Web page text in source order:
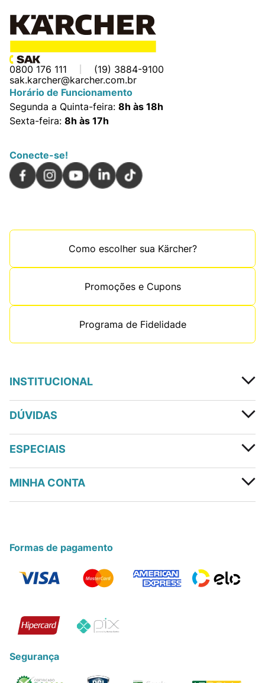
0800 176 111
(19) 3884-9100
sak.karcher@karcher.com.br
Horário de Funcionamento
Segunda a Quinta-feira: 8h às 18h
Sexta-feira: 8h às 17h
Conecte-se!
Como escolher sua Kärcher?
Promoções e Cupons
Programa de Fidelidade
INSTITUCIONAL
DÚVIDAS
ESPECIAIS
MINHA CONTA
Formas de pagamento
Segurança